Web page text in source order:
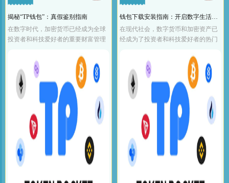
揭秘“TP钱包”：真假鉴别指南
在数字时代，加密货币已经成为全球
投资者和科技爱好者的重要财富管理
（TPWallet）作为一种广泛使用的数字
钱包，其真假问题引起了广
钱包下载安装指南：开启数字生活新篇章
在现代社会，数字货币和加密资产已
经成为了投资者和科技爱好者的热门
钱包，已经成为每个投资者的必备工
具。如何下载和安装一个数字钱包呢